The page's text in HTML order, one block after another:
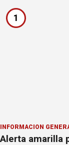
1
INFORMACION
Alerta amarilla